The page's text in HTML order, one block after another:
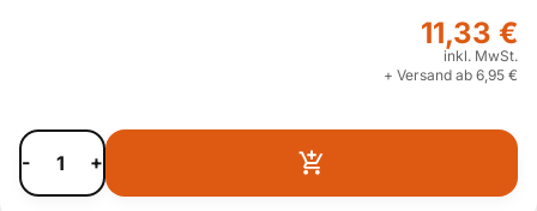
11,33 €
inkl. MwSt.
+ Versand ab 6,95 €
- +